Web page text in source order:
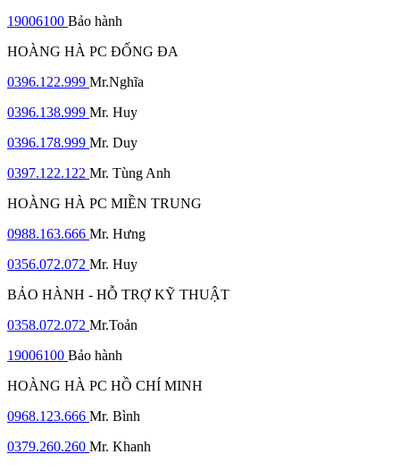
19006100 Bảo hành
HOÀNG HÀ PC ĐỐNG ĐA
0396.122.999 Mr.Nghĩa
0396.138.999 Mr. Huy
0396.178.999 Mr. Duy
0397.122.122 Mr. Tùng Anh
HOÀNG HÀ PC MIỀN TRUNG
0988.163.666 Mr. Hưng
0356.072.072 Mr. Huy
BẢO HÀNH - HỖ TRỢ KỸ THUẬT
0358.072.072 Mr.Toản
19006100 Bảo hành
HOÀNG HÀ PC HỒ CHÍ MINH
0968.123.666 Mr. Bình
0379.260.260 Mr. Khanh